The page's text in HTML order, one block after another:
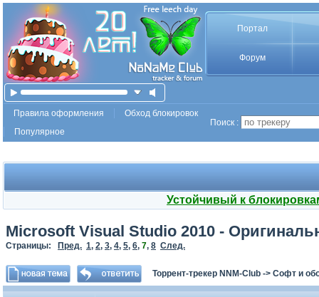
Портал
Форум
Правила оформления
Обход блокировок
Популярное
Поиск :
Устойчивый к
Microsoft Visual Studio 2010 -
Страницы: Пред. 1, 2, 3, 4, 5, 6, 7, 8 След.
Торрент-трекер NNM-Club -> Софт и